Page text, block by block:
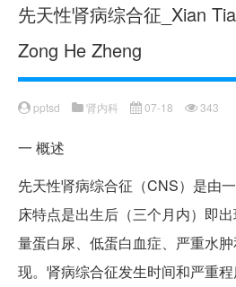
先天性肾病综合征_Xian
Zong He Zheng
pptsd 肾内科 07-18 343
一 概述
先天性肾病综合征（CNS）是由
床特点是出生后（三个月内）即
量蛋白尿、低蛋白血症、严重水
现。肾病综合征发生时间和严重